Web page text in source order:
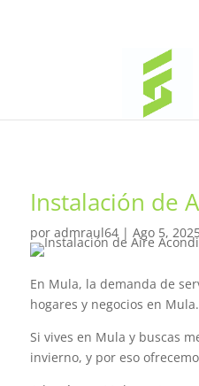
Instalación de
por admraul64| Ago 5,
En Mula, la demanda de
hogares y negocios en
Si vives en Mula y buscas
invierno, y por eso